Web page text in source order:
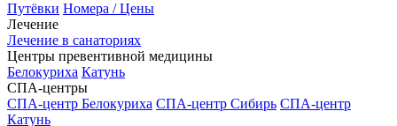
Путёвки Номера / Цены
Лечение
Лечение в санаториях
Центры превентивной медицины
Белокуриха Катунь
СПА-центры
СПА-центр Белокуриха СПА-центр Сибирь СПА-центр
Катунь